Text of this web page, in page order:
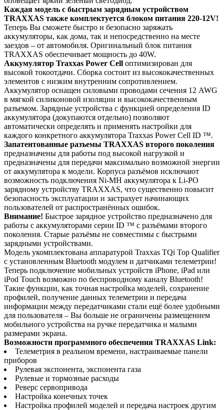
Каждая модель с быстрым зарядным устройством
TRAXXAS также комплектуется блоком питания 220-12V!
Теперь Вы сможете быстро и безопасно заряжать
аккумуляторы, как дома, так и непосредственно на месте
заездов – от автомобиля. Оригинальный блок питания
TRAXXAS обеспечивает мощность до 40W.
Аккумулятор Traxxas Power Cell оптимизирован для
высокой токоотдачи. Сборка состоит из высококачественных
элементов с низким внутренним сопротивлением.
Аккумулятор оснащен силовыми проводами сечения 12 AWG
в мягкой силиконовой изоляции и высококачественным
разъемом. Зарядные устройства с функцией определения ID
аккумулятора (докупаются отдельно) позволяют
автоматически определять и применять настройки для
каждого конкретного аккумулятора Traxxas Power Cell ID ™.
Запатентованные разъемы TRAXXAS второго поколения
предназначены для работы под высокой нагрузкой и
предназначены для передачи максимально возможной энергии
от аккумулятора к модели. Корпуса разъёмов исключают
возможность подключения Ni-MH аккумулятора к Li-PO
зарядному устройству TRAXXAS, что существенно повысит
безопасность эксплуатации и застрахует начинающих
пользователей от распространённых ошибок.
Внимание! Быстрое зарядное устройство предназначено для
работы с аккумуляторами серии ID ™ с разъёмами второго
поколения. Старые разъёмы не совместимы с быстрыми
зарядными устройствами.
Модель укомплектована аппаратурой Traxxas TQi Top Qualifier
с установленным Bluetooth модулем и датчиками телеметрии!
Теперь подключение мобильных устройств iPhone, iPad или
iPod Touch возможно по беспроводному каналу Bluetooth!
Такие функции, как точная настройка моделей, сохранение
профилей, получение данных телеметрии и передача
информации между передатчиками стали ещё более удобными
для пользователя – Вы больше не ограничены размещением
мобильного устройства на ручке передатчика и малыми
размерами экрана.
Возможности программного обеспечения TRAXXAS Link:
Телеметрия в реальном времени, настраиваемые панели
приборов
Рулевая экспонента, экспонента газа
Рулевые и тормозные расходы
Реверс сервопривода
Настройка конечных точек
Настройка профилей моделей и передача настроек другим